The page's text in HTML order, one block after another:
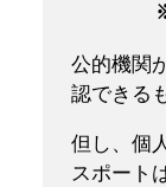
公的機関
認できる
但し、個
スポート